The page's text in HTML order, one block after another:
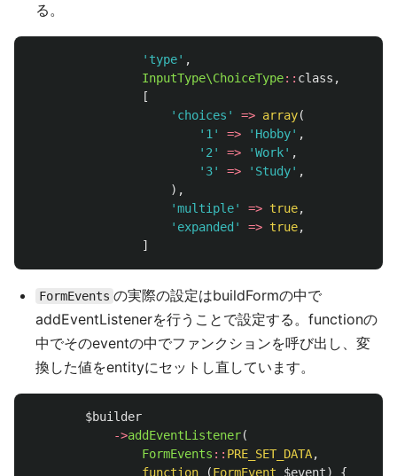
る。
'type' ,
InputType\ChoiceType:: class ,
[
'choices'
=> array(
'1'
=> 'Hobby' ,
'2'
=> 'Work' ,
'3'
=> 'Study' ,
),
'multiple'
=> true,
'expanded'
=> true,
]
FormEvents の実際の設定はbuildFormの中で
addEventListenerを行うことで設定する。functionの
中でそのeventの中でファンクションを呼び出し、変
換した値をentityにセットし直しています。
$builder
->addEventListener(
FormEvents :: PRE_SET_DATA,
function
(FormEvent $event)
{